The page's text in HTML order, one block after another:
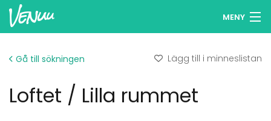
MENY
Logga in
Gå till sökningen Lägg till i minneslistan
Loftet / Lilla rummet